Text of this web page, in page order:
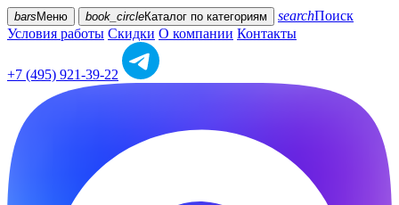
bars Меню book_circleКаталог по категориям searchПоиск
Условия работы Скидки О компании Контакты
+7 (495) 921-39-22